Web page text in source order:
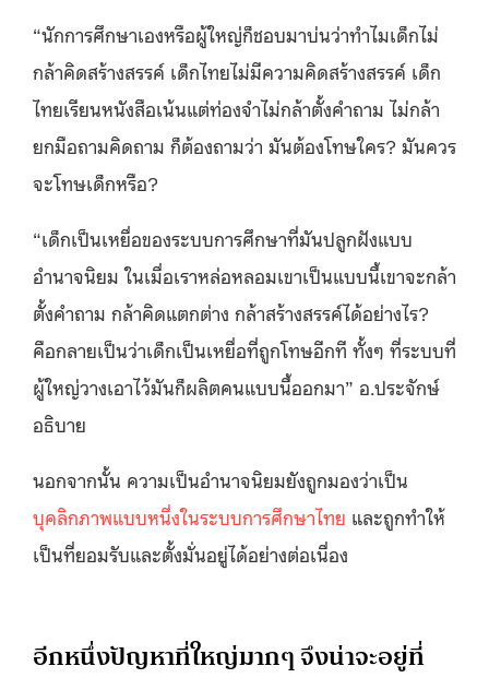
“นักการศึกษาเองหรือผู้ใหญ่ก็ชอบมาบ่นว่าทำไมเด็กไม่
กล้าคิดสร้างสรรค์ เด็กไทยไม่มีความคิดสร้างสรรค์ เด็ก
ไทยเรียนหนังสือเน้นแต่ท่องจำไม่กล้าตั้งคำถาม ไม่กล้า
ยกมือถามคิดถาม ก็ต้องถามว่า มันต้องโทษใคร? มันควร
จะโทษเด็กหรือ?
“เด็กเป็นเหยื่อของระบบการศึกษาที่มันปลูกฝังแบบ
อำนาจนิยม ในเมื่อเราหล่อหลอมเขาเป็นแบบนี้เขาจะกล้า
ตั้งคำถาม กล้าคิดแตกต่าง กล้าสร้างสรรค์ได้อย่างไร?
คือกลายเป็นว่าเด็กเป็นเหยื่อที่ถูกโทษอีกที ทั้งๆ ที่ระบบที่
ผู้ใหญ่วางเอาไว้มันก็ผลิตคนแบบนี้ออกมา” อ.ประจักษ์
อธิบาย
นอกจากนั้น ความเป็นอำนาจนิยมยังถูกมองว่าเป็น
บุคลิกภาพแบบหนึ่งในระบบการศึกษาไทย และถูกทำให้
เป็นที่ยอมรับและตั้งมั่นอยู่ได้อย่างต่อเนื่อง
อีกหนึ่งปัญหาที่ใหญ่มากๆ จึงน่าจะอยู่ที่